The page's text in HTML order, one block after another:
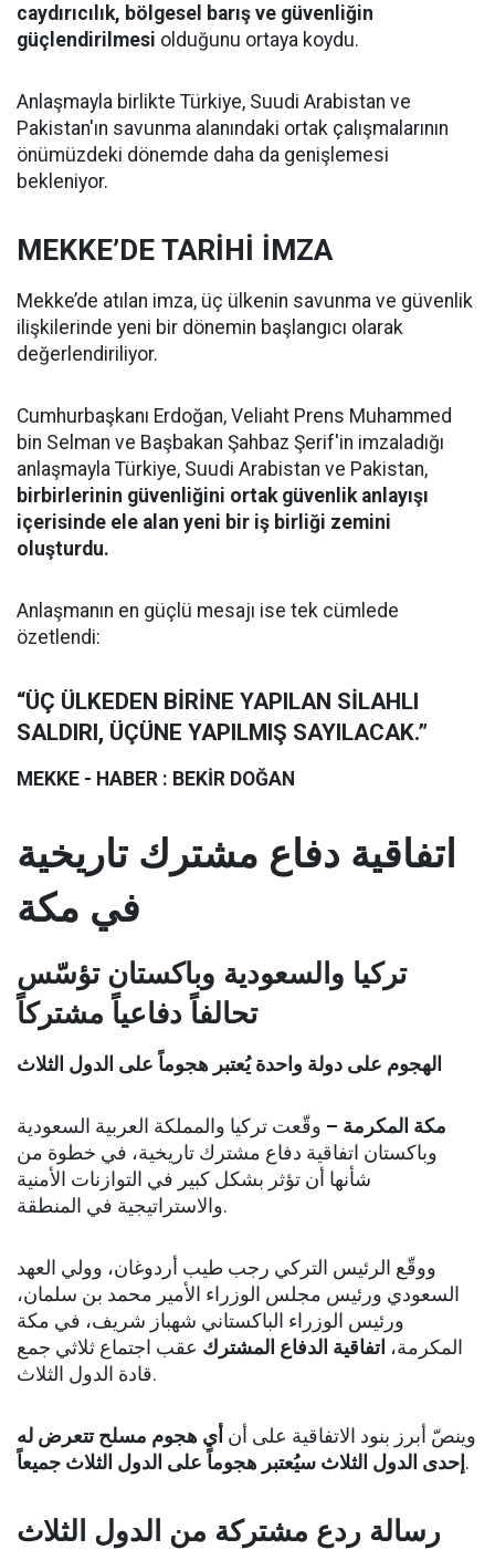
caydırıcılık, bölgesel barış ve güvenliğin
güçlendirilmesi olduğunu ortaya koydu.
Anlaşmayla birlikte Türkiye, Suudi Arabistan ve
Pakistan'ın savunma alanındaki ortak çalışmalarının
önümüzdeki dönemde daha da genişlemesi
bekleniyor.
MEKKE’DE TARİHİ İMZA
Mekke’de atılan imza, üç ülkenin savunma ve güvenlik
ilişkilerinde yeni bir dönemin başlangıcı olarak
değerlendiriliyor.
Cumhurbaşkanı Erdoğan, Veliaht Prens Muhammed
bin Selman ve Başbakan Şahbaz Şerif'in imzaladığı
anlaşmayla Türkiye, Suudi Arabistan ve Pakistan,
birbirlerinin güvenliğini ortak güvenlik anlayışı
içerisinde ele alan yeni bir iş birliği zemini
oluşturdu.
Anlaşmanın en güçlü mesajı ise tek cümlede
özetlendi:
“ÜÇ ÜLKEDEN BİRİNE YAPILAN SİLAHLI
SALDIRI, ÜÇÜNE YAPILMIŞ SAYILACAK.”
MEKKE - HABER : BEKİR DOĞAN
اتفاقية دفاع مشترك تاريخية
في مكة
تركيا والسعودية وباكستان تؤسّس
تحالفاً دفاعياً مشتركاً
الهجوم على دولة واحدة يُعتبر هجوماً على الدول الثلاث
مكة المكرمة – وقّعت تركيا والمملكة العربية السعودية
وباكستان اتفاقية دفاع مشترك تاريخية، في خطوة من
شأنها أن تؤثر بشكل كبير في التوازنات الأمنية
والاستراتيجية في المنطقة.
ووقّع الرئيس التركي رجب طيب أردوغان، وولي العهد
السعودي ورئيس مجلس الوزراء الأمير محمد بن سلمان،
ورئيس الوزراء الباكستاني شهباز شريف، في مكة
المكرمة، اتفاقية الدفاع المشترك عقب اجتماع ثلاثي جمع
قادة الدول الثلاث.
وينصّ أبرز بنود الاتفاقية على أن أي هجوم مسلح تتعرض له
إحدى الدول الثلاث سيُعتبر هجوماً على الدول الثلاث جميعاً .
رسالة ردع مشتركة من الدول الثلاث